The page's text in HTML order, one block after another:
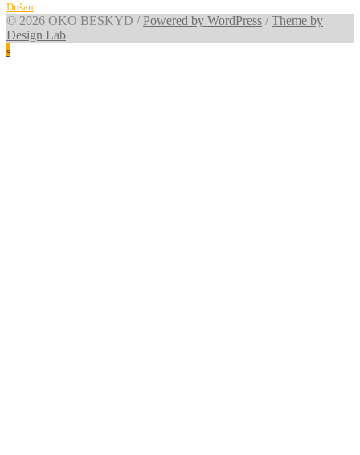
Dušan
© 2026 OKO BESKYD / Powered by WordPress /Theme by
Design Lab